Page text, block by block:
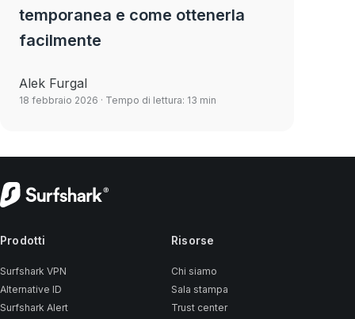
temporanea e come ottenerla
facilmente
Alek Furgal
18 febbraio 2026 · Tempo di lettura: 13 min
Prodotti
Surfshark VPN
Alternative ID
Surfshark Alert
Risorse
Chi siamo
Sala stampa
Trust center